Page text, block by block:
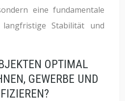
eine fundamentale
Stabilität und
OPTIMAL
GEWERBE UND